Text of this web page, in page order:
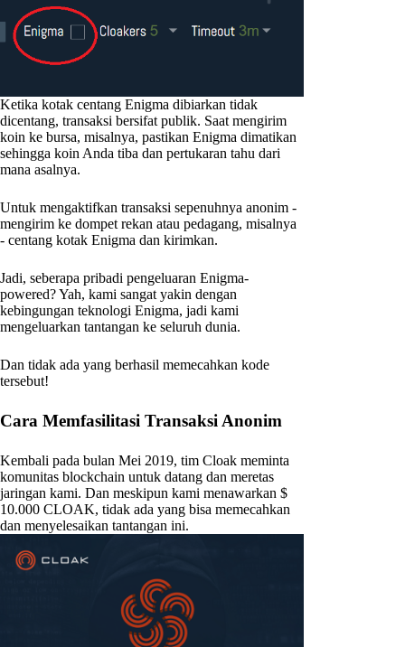
Ketika kotak centang Enigma dibiarkan tidak
dicentang, transaksi bersifat publik. Saat mengirim
koin ke bursa, misalnya, pastikan Enigma dimatikan
sehingga koin Anda tiba dan pertukaran tahu dari
mana asalnya.
Untuk mengaktifkan transaksi sepenuhnya anonim -
mengirim ke dompet rekan atau pedagang, misalnya
- centang kotak Enigma dan kirimkan.
Jadi, seberapa pribadi pengeluaran Enigma-
powered? Yah, kami sangat yakin dengan
kebingungan teknologi Enigma, jadi kami
mengeluarkan tantangan ke seluruh dunia.
Dan tidak ada yang berhasil memecahkan kode
tersebut!
Cara Memfasilitasi Transaksi Anonim
Kembali pada bulan Mei 2019, tim Cloak meminta
komunitas blockchain untuk datang dan meretas
jaringan kami. Dan meskipun kami menawarkan $
10.000 CLOAK, tidak ada yang bisa memecahkan
dan menyelesaikan tantangan ini.